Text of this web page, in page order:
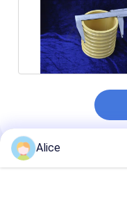
अनुशंसित उत्पाद
Alice